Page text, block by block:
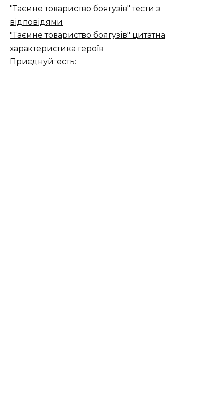
"Таємне товариство боягузів" тести з
відповідями
"Таємне товариство боягузів" цитатна
характеристика героїв
Приєднуйтесть: